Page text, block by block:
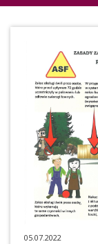
05.07.2022